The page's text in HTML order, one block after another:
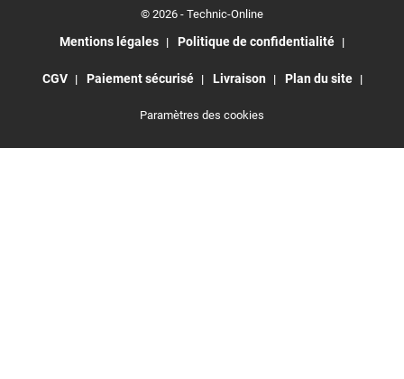
© 2026 - Technic-Online
Mentions légales Politique de confidentialité
CGV Paiement sécurisé Livraison Plan du site
Paramètres des cookies